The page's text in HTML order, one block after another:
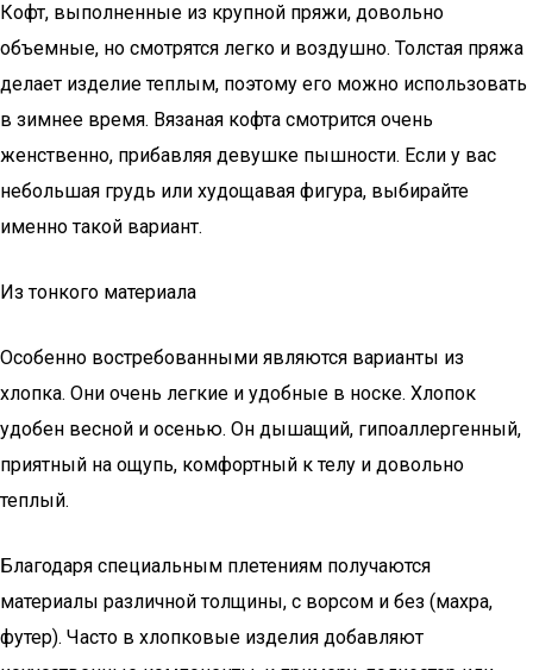
Кофт, выполненные из крупной пряжи, довольно
объемные, но смотрятся легко и воздушно. Толстая пряжа
делает изделие теплым, поэтому его можно использовать
в зимнее время. Вязаная кофта смотрится очень
женственно, прибавляя девушке пышности. Если у вас
небольшая грудь или худощавая фигура, выбирайте
именно такой вариант.
Из тонкого материала
Особенно востребованными являются варианты из
хлопка. Они очень легкие и удобные в носке. Хлопок
удобен весной и осенью. Он дышащий, гипоаллергенный,
приятный на ощупь, комфортный к телу и довольно
теплый.
Благодаря специальным плетениям получаются
материалы различной толщины, с ворсом и без (махра,
футер). Часто в хлопковые изделия добавляют